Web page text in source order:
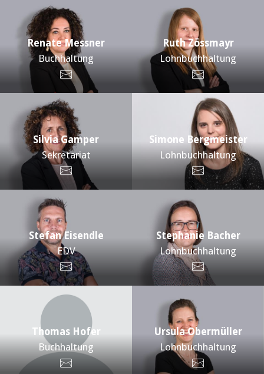
Renate Messner
Buchhaltung
Ruth Zössmayr
Lohnbuchhaltung
Silvia Gamper
Sekretariat
Simone Bergmeister
Lohnbuchhaltung
Stefan Eisendle
EDV
Stephanie Bacher
Lohnbuchhaltung
Thomas Hofer
Buchhaltung
Ursula Obermüller
Lohnbuchhaltung